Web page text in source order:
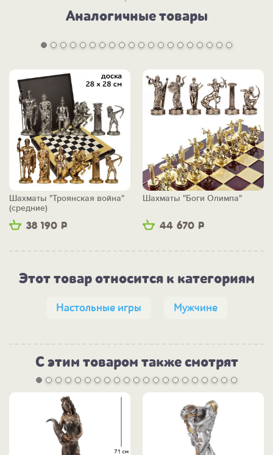
Аналогичные товары
38 190 Р
Шахматы "Троянская война"
(средние)
44 670 Р
Шахматы "Боги Олимпа"
Этот товар относится к категориям
Настольные игры Мужчине
С этим товаром также смотрят